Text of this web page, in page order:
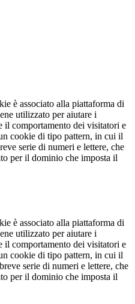
è associato alla piattaforma di
utilizzato per aiutare i
il comportamento dei visitatori e
cookie di tipo pattern, in cui il
serie di numeri e lettere, che
per il dominio che imposta il
è associato alla piattaforma di
utilizzato per aiutare i
il comportamento dei visitatori e
cookie di tipo pattern, in cui il
serie di numeri e lettere, che
per il dominio che imposta il